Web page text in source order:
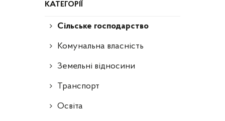
КАТЕГОРІЇ
Сільське господарство
Комунальна власність
Земельні відносини
Транспорт
Освіта